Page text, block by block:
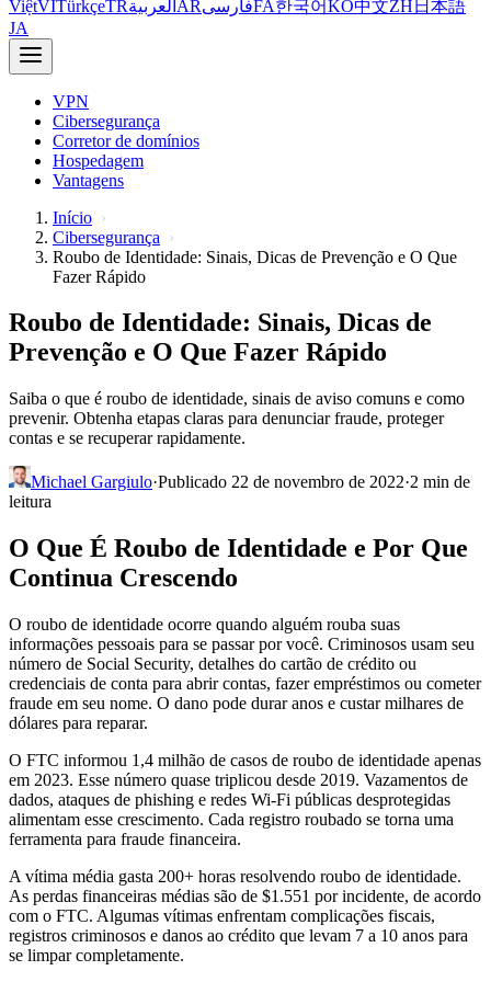
ViệtVITürkçeTRالعربية ARفارسیFA한국어KO中文ZH 日本語
JA
VPN
Cibersegurança
Corretor de domínios
Hospedagem
Vantagens
Início
Cibersegurança
Roubo de Identidade: Sinais, Dicas de Prevenção e O Que
Fazer Rápido
Roubo de Identidade: Sinais, Dicas de
Prevenção e O Que Fazer Rápido
Saiba o que é roubo de identidade, sinais de aviso comuns e como
prevenir. Obtenha etapas claras para denunciar fraude, proteger
contas e se recuperar rapidamente.
Michael Gargiulo·Publicado 22 de novembro de 2022·2 min de
leitura
O Que É Roubo de Identidade e Por Que
Continua Crescendo
O roubo de identidade ocorre quando alguém rouba suas
informações pessoais para se passar por você. Criminosos usam seu
número de Social Security, detalhes do cartão de crédito ou
credenciais de conta para abrir contas, fazer empréstimos ou cometer
fraude em seu nome. O dano pode durar anos e custar milhares de
dólares para reparar.
O FTC informou 1,4 milhão de casos de roubo de identidade apenas
em 2023. Esse número quase triplicou desde 2019. Vazamentos de
dados, ataques de phishing e redes Wi-Fi públicas desprotegidas
alimentam esse crescimento. Cada registro roubado se torna uma
ferramenta para fraude financeira.
A vítima média gasta 200+ horas resolvendo roubo de identidade.
As perdas financeiras médias são de $1.551 por incidente, de acordo
com o FTC. Algumas vítimas enfrentam complicações fiscais,
registros criminosos e danos ao crédito que levam 7 a 10 anos para
se limpar completamente.